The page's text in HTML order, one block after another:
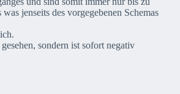
jenseits des vorgegebenen Schemas
sondern ist sofort negativ